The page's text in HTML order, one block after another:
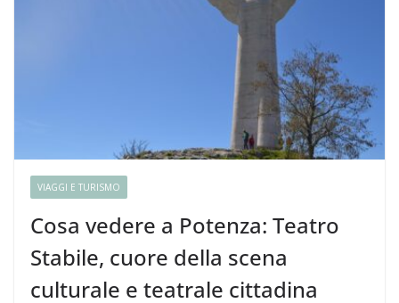
VIAGGI E TURISMO
Cosa vedere a Potenza: Teatro
Stabile, cuore della scena
culturale e teatrale cittadina